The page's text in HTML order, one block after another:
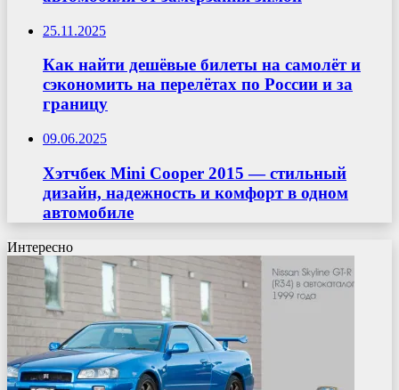
25.11.2025
Как найти дешёвые билеты на самолёт и
сэкономить на перелётах по России и за
границу
09.06.2025
Хэтчбек Mini Cooper 2015 — стильный
дизайн, надежность и комфорт в одном
автомобиле
Интересно